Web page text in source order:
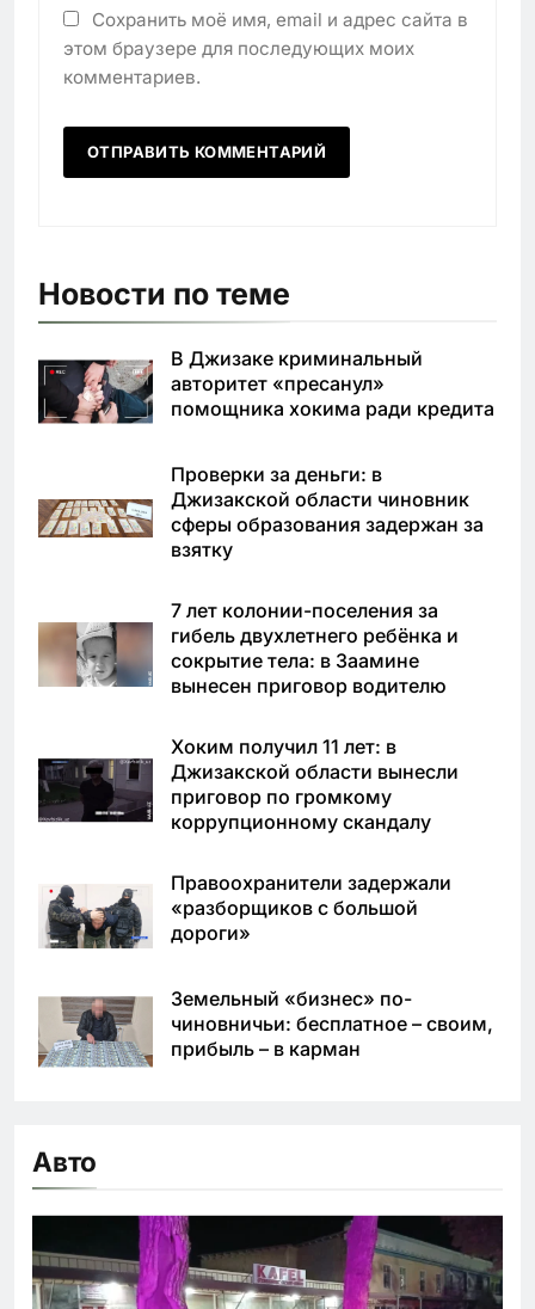
Сохранить моё имя, email и адрес сайта в
этом браузере для последующих моих
комментариев.
Новости по теме
В Джизаке криминальный
авторитет «пресанул»
помощника хокима ради кредита
Проверки за деньги: в
Джизакской области чиновник
сферы образования задержан за
взятку
7 лет колонии-поселения за
гибель двухлетнего ребёнка и
сокрытие тела: в Заамине
вынесен приговор водителю
Хоким получил 11 лет: в
Джизакской области вынесли
приговор по громкому
коррупционному скандалу
Правоохранители задержали
«разборщиков с большой
дороги»
Земельный «бизнес» по-
чиновничьи: бесплатное – своим,
прибыль – в карман
Авто